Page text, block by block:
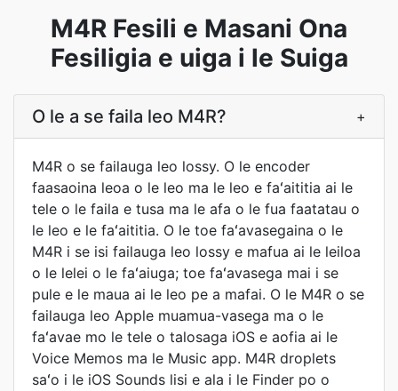
M4R Fesili e Masani Ona
Fesiligia e uiga i le Suiga
O le a se faila leo M4R? +
M4R o se failauga leo lossy. O le encoder
faasaoina leoa o le leo ma le leo e faʻaititia ai le
tele o le faila e tusa ma le afa o le fua faatatau o
le leo e le faʻaititia. O le toe faʻavasegaina o le
M4R i se isi failauga leo lossy e mafua ai le leiloa
o le lelei o le faʻaiuga; toe faʻavasega mai i se
pule e le maua ai le leo pe a mafai. O le M4R o se
failauga leo Apple muamua-vasega ma o le
faʻavae mo le tele o talosaga iOS e aofia ai le
Voice Memos ma le Music app. M4R droplets
saʻo i le iOS Sounds lisi e ala i le Finder po o